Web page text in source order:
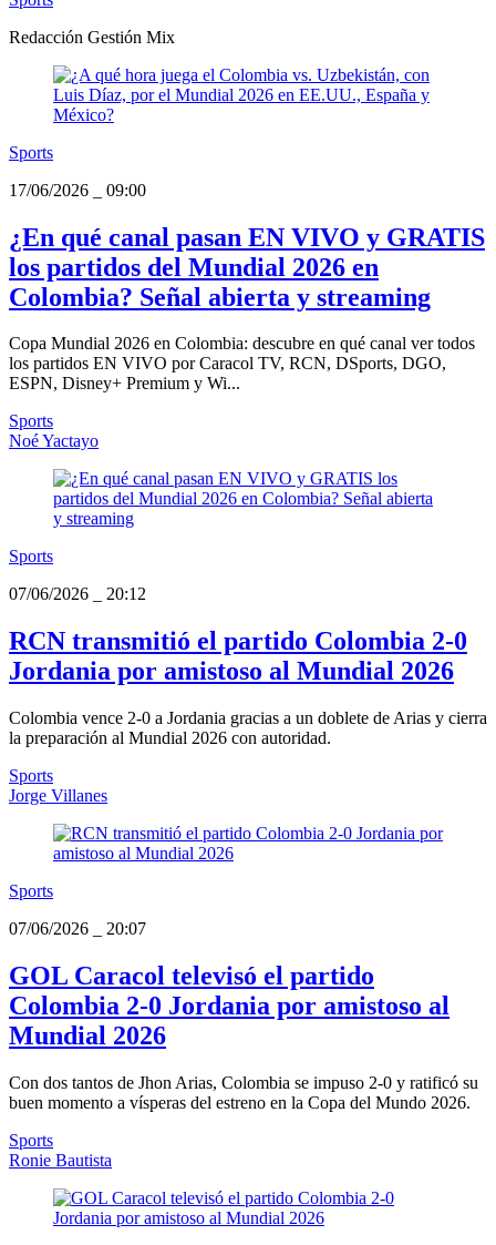
Redacción Gestión Mix
Sports
17/06/2026
09:00
¿En qué canal pasan EN VIVO y GRATIS
los partidos del Mundial 2026 en
Colombia? Señal abierta y streaming
Copa Mundial 2026 en Colombia: descubre en qué canal ver todos
los partidos EN VIVO por Caracol TV, RCN, DSports, DGO,
ESPN, Disney+ Premium y Wi...
Sports
Noé Yactayo
Sports
07/06/2026
20:12
RCN transmitió el partido Colombia 2-0
Jordania por amistoso al Mundial 2026
Colombia vence 2-0 a Jordania gracias a un doblete de Arias y cierra
la preparación al Mundial 2026 con autoridad.
Sports
Jorge Villanes
Sports
07/06/2026
20:07
GOL Caracol televisó el partido
Colombia 2-0 Jordania por amistoso al
Mundial 2026
Con dos tantos de Jhon Arias, Colombia se impuso 2-0 y ratificó su
buen momento a vísperas del estreno en la Copa del Mundo 2026.
Sports
Ronie Bautista